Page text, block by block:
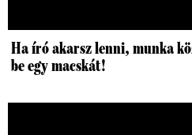
Ha író akarsz lenni, munka
be egy macskát!